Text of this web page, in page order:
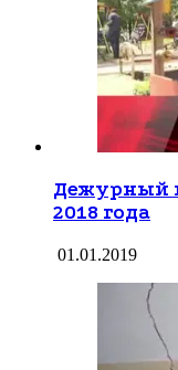
Дежурный
2018 года
01.01.2019